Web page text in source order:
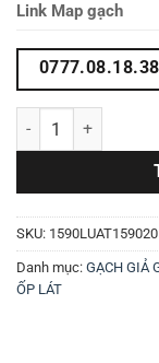
Link Map gạch
0777.08.18.38
Gạch giả gỗ vàng
SKU: 1590LUAT159020
Danh mục: GẠCH GIẢ
ỐP LÁT